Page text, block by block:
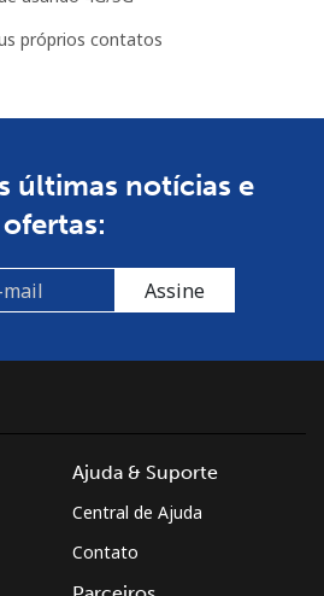
próprios contatos
últimas notícias e
ofertas:
Assine
Ajuda & Suporte
Central de Ajuda
Contato